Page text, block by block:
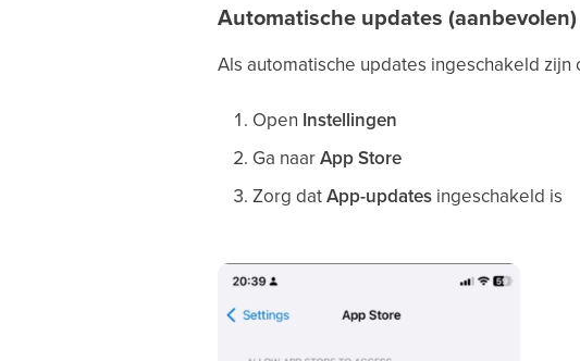
Automatische updates (aanbevolen)
Als automatische updates ingeschakeld
Open Instellingen
Ga naarApp Store
Zorg datApp-updatesingeschakeld is